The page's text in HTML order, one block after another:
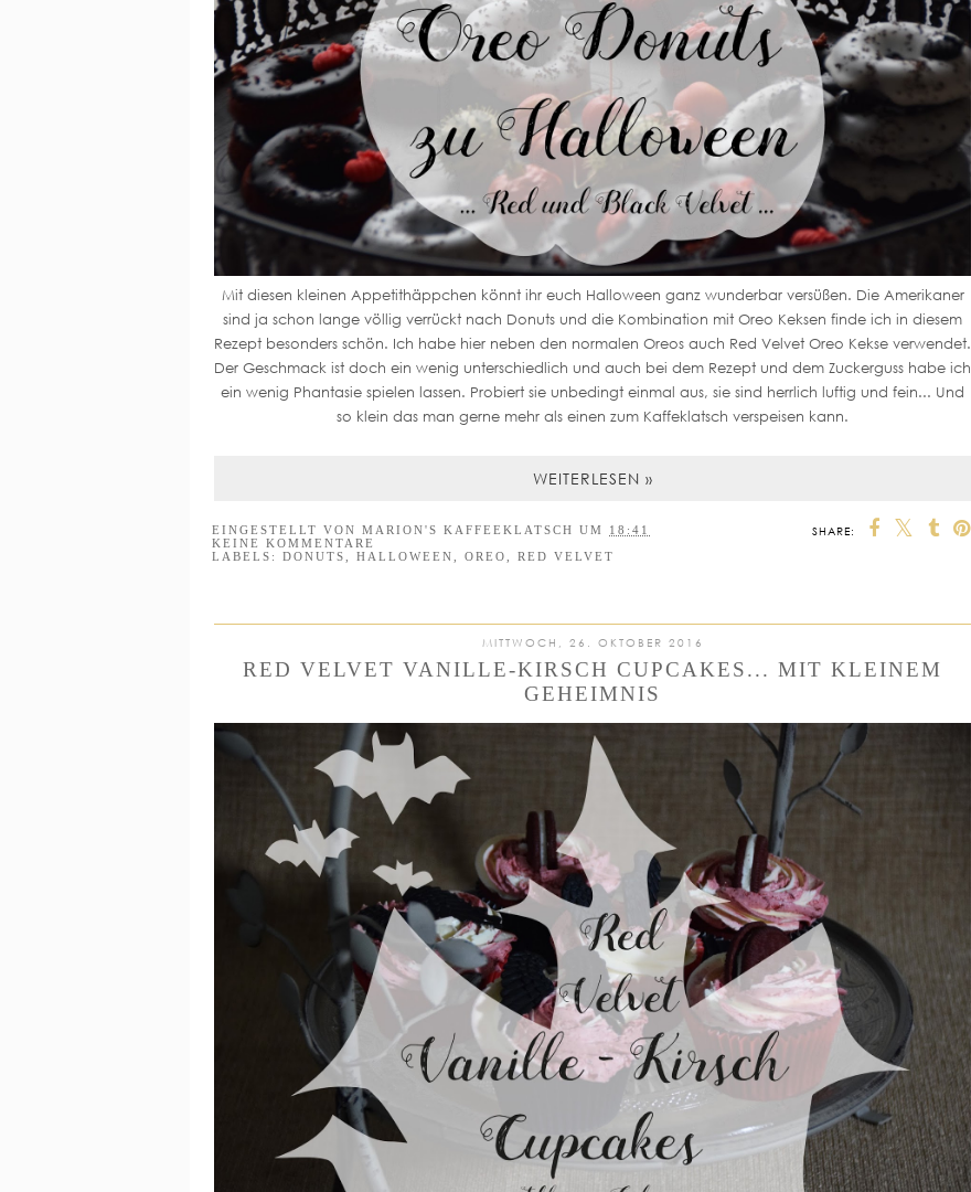
Mit diesen kleinen Appetithäppchen könnt ihr euch Halloween ganz wunderbar versüßen. Die Amerikaner
sind ja schon lange völlig verrückt nach Donuts und die Kombination mit Oreo Keksen finde ich in diesem
Rezept besonders schön. Ich habe hier neben den normalen Oreos auch Red Velvet Oreo Kekse verwendet.
Der Geschmack ist doch ein wenig unterschiedlich und auch bei dem Rezept und dem Zuckerguss habe ich
ein wenig Phantasie spielen lassen. Probiert sie unbedingt einmal aus, sie sind herrlich luftig und fein... Und
so klein das man gerne mehr als einen zum Kaffeklatsch verspeisen kann.
WEITERLESEN »
SHARE:
EINGESTELLT VON MARION'S KAFFEEKLATSCH UM 18:41
KEINE KOMMENTARE
LABELS: DONUTS, HALLOWEEN, OREO, RED VELVET
MITTWOCH, 26. OKTOBER 2016
RED VELVET VANILLE-KIRSCH CUPCAKES... MIT KLEINEM
GEHEIMNIS